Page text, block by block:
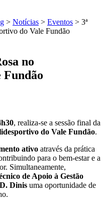
> Notícias > Eventos > 3ª
do Vale Fundão
no
Fundão
, realiza-se a sessão final da
do Vale Fundão.
ativo através da prática
para o bem-estar e a
Simultaneamente,
de Apoio à Gestão
Dinis uma oportunidade de